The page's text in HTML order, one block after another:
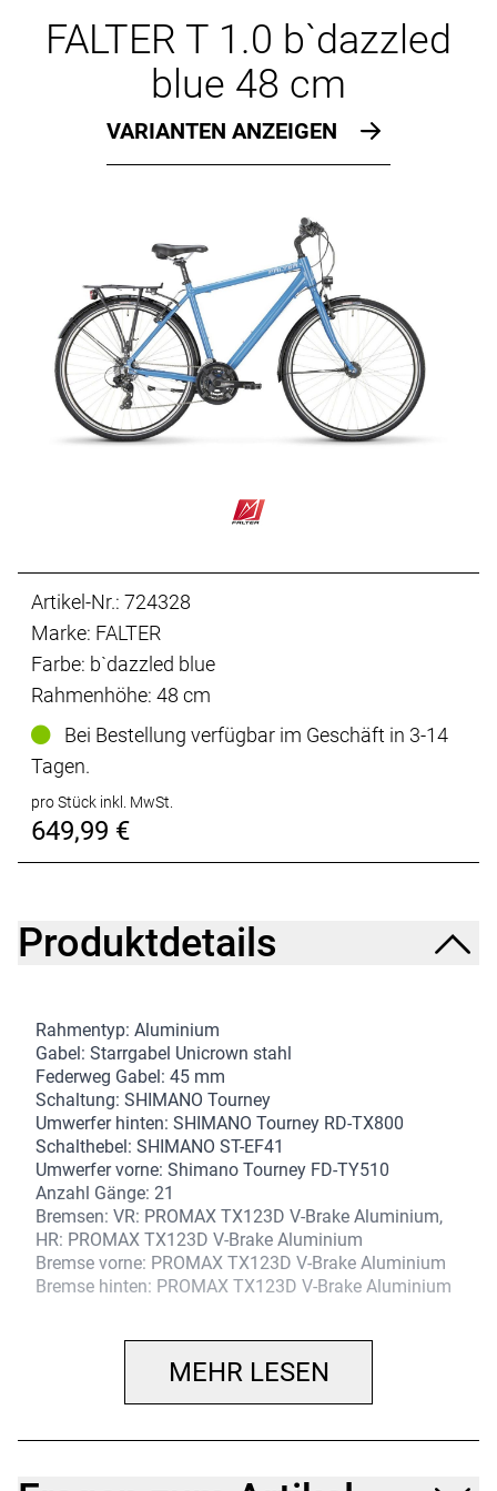
FALTER T 1.0 b`dazzled
blue 48 cm
VARIANTEN ANZEIGEN
Artikel-Nr.: 724328
Marke: FALTER
Farbe: b`dazzled blue
Rahmenhöhe: 48 cm
Bei Bestellung verfügbar im Geschäft in 3-14
Tagen.
pro Stück inkl. MwSt.
649,99 €
Produktdetails
Rahmentyp: Aluminium
Gabel: Starrgabel Unicrown stahl
Federweg Gabel: 45 mm
Schaltung: SHIMANO Tourney
Umwerfer hinten: SHIMANO Tourney RD-TX800
Schalthebel: SHIMANO ST-EF41
Umwerfer vorne: Shimano Tourney FD-TY510
Anzahl Gänge: 21
Bremsen: VR: PROMAX TX123D V-Brake Aluminium,
HR: PROMAX TX123D V-Brake Aluminium
Bremse vorne: PROMAX TX123D V-Brake Aluminium
Bremse hinten: PROMAX TX123D V-Brake Aluminium
Felge vorne: X-Alt 36 Loch
Felge hinten: X-Alt 36 Loch
MEHR LESEN